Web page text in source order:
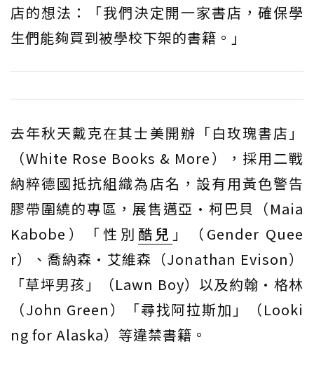
店的想法：「我們決定開一家書店，確保學
生們能夠買到被學校下架的書籍。」
去年秋天戴克在其士美開辦「白玫瑰書店」
（White Rose Books & More），採用二戰
納粹德國抵抗組織為店名，設有用黃色警告
膠帶圍繞的專區，展售邁亞·柯巴貝（Maia
Kabobe）「性別 酷兒 」（Gender Quee
r）、喬納森·艾維森（Jonathan Evison）
「草坪男孩」（Lawn Boy）以及約翰·格林
（John Green）「尋找阿拉斯加」（Looki
ng for Alaska）等違禁書籍。